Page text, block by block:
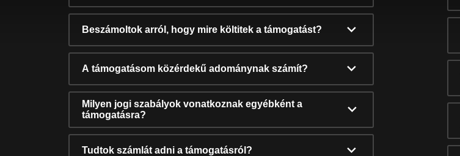
Beszámoltok arról, hogy mire költitek a támogatást?
A támogatásom közérdekű adománynak számít?
Milyen jogi szabályok vonatkoznak egyébként a
támogatásra?
Tudtok számlát adni a támogatásról?